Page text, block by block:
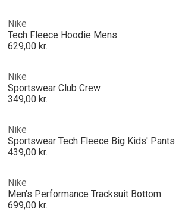
Nike
Tech Fleece Hoodie Mens
629,00 kr.
Nike
Sportswear Club Crew
349,00 kr.
Nike
Sportswear Tech Fleece Big Kids' Pants
439,00 kr.
Nike
Men's Performance Tracksuit Bottom
699,00 kr.